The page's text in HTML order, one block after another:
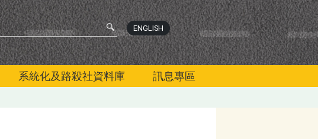
ENGLISH
系統化及路殺社資料庫 訊息專區